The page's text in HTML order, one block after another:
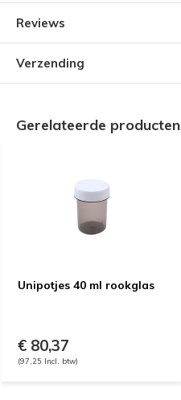
Reviews
Verzending
Gerelateerde producten
Unipotjes 40 ml rookglas
€ 80,37
(97,25 Incl. btw)